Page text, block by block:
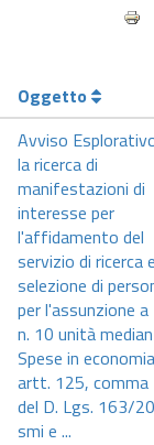
Oggetto
Avviso
la ricerca di
manifestazioni di
interesse per
l'affidamento del
servizio di ricerca
selezione di
per l'assunzione a
n. 10 unità
Spese in
artt. 125, comma
del D. Lgs. 163/
smi e ...